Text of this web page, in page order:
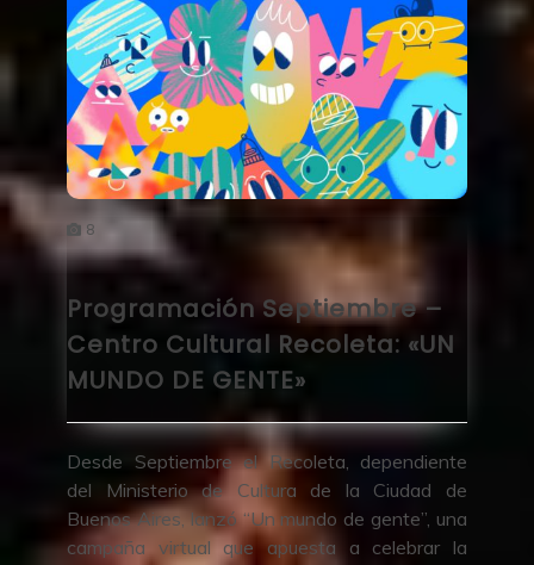
8
Programación Septiembre –
Centro Cultural Recoleta: «UN
MUNDO DE GENTE»
Desde Septiembre el Recoleta, dependiente
del Ministerio de Cultura de la Ciudad de
Buenos Aires, lanzó “Un mundo de gente”, una
campaña virtual que apuesta a celebrar la